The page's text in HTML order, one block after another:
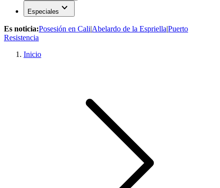
Especiales expand_more
Es noticia:Posesión en Cali|Abelardo de la Espriella|Puerto
Resistencia
Inicio